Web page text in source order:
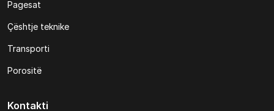
Pagesat
Çështje teknike
Transporti
Porositë
Kontakti